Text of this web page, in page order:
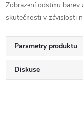
Zobrazení odstínu barev
skutečnosti v závislosti
Parametry produktu
Diskuse